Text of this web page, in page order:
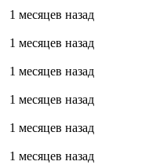
1 месяцев назад
1 месяцев назад
1 месяцев назад
1 месяцев назад
1 месяцев назад
1 месяцев назад